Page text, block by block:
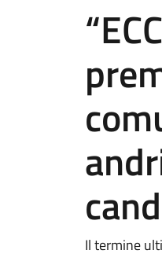
Il termine